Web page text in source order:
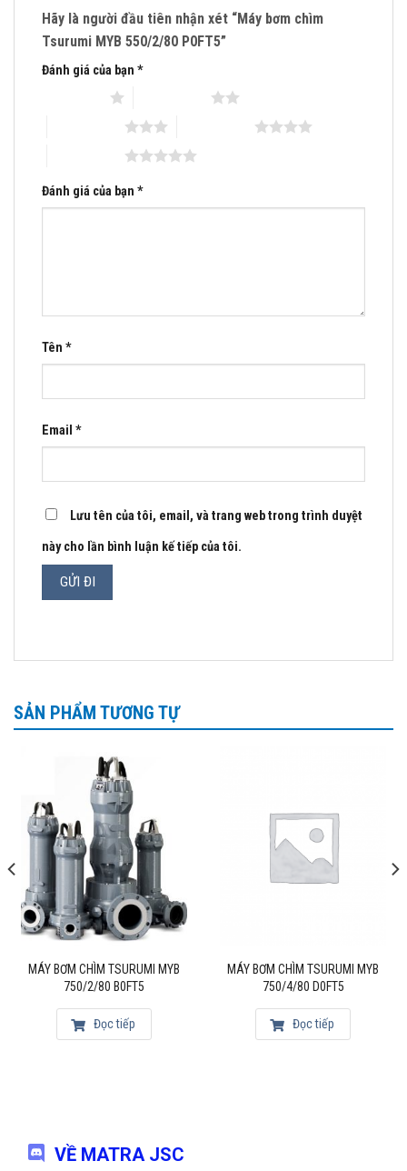
Mobile: 0983.480 .866
Email:matraquocte1@gmail.com
Hãy là người đầu tiên nhận xét “Máy bơm chìm
Tsurumi MYB 550/2/80 P0FT5”
Đánh giá của bạn *
Đánh giá của bạn *
Tên *
Email *
Lưu tên của tôi, email, và trang web trong trình duyệt
này cho lần bình luận kế tiếp của tôi.
SẢN PHẨM TƯƠNG TỰ
MÁY BƠM CHÌM TSURUMI MYB
750/2/80 B0FT5
Đọc tiếp
MÁY BƠM CHÌM TSURUMI MYB
750/4/80 D0FT5
Đọc tiếp
VỀ MATRA JSC